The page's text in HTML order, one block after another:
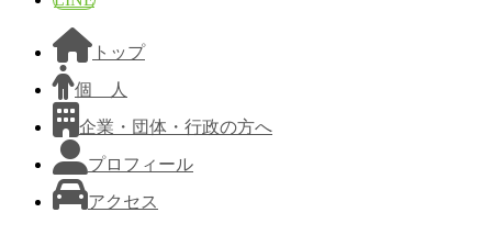
トップ
個 人
企業・団体・行政の方へ
プロフィール
アクセス